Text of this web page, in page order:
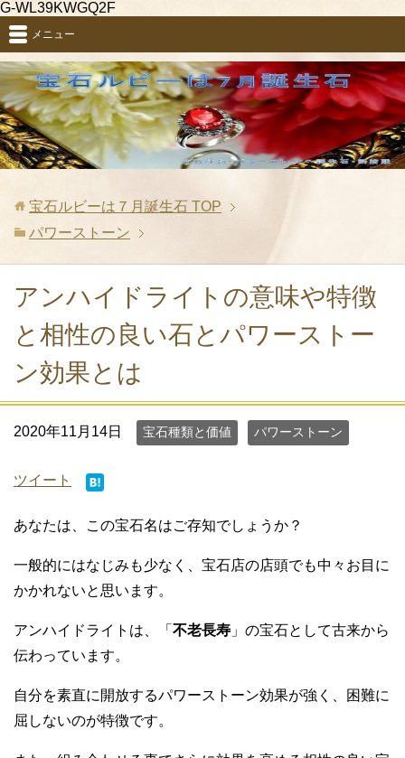
G-WL39KWGQ2F
メニュー
宝石ルビーは７月誕生石 TOP
パワーストーン
アンハイドライトの意味や特徴
と相性の良い石とパワーストー
ン効果とは
2020年11月14日 宝石種類と価値 パワーストーン
ツイート
あなたは、この宝石名はご存知でしょうか？
一般的にはなじみも少なく、宝石店の店頭でも中々お目に
かかれないと思います。
アンハイドライトは、「 不老長寿 」の宝石として古来から
伝わっています。
自分を素直に開放するパワーストーン効果が強く、困難に
屈しないのが特徴です。